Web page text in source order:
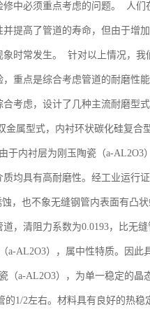
中必须重点考虑的问题。 人
提高了管道的寿命，但由于增
时常发生。 针对以上情况，
重点是综合考虑管道的耐磨性
考虑，设计了几种主流耐磨型
属型式，内衬环状碳化硅复合型
于内衬层为刚玉陶瓷（a-AL2O3
均具有高耐磨性。经工业运行
，也不象无缝钢管内表面有凸
，清阻力系数为0.0193，比无
AL2O3），属中性特质。因此
（a-AL2O3），为单一稳定的
1/2左右。材料具有良好的热